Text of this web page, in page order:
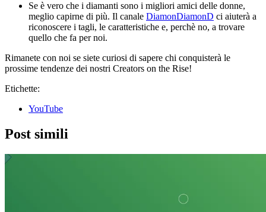
Se è vero che i diamanti sono i migliori amici delle donne,
meglio capirne di più. Il canale DiamonDiamonD ci aiuterà a
riconoscere i tagli, le caratteristiche e, perchè no, a trovare
quello che fa per noi.
Rimanete con noi se siete curiosi di sapere chi conquisterà le
prossime tendenze dei nostri Creators on the Rise!
Etichette:
YouTube
Post simili